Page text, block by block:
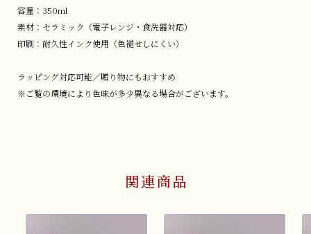
容量：350ml
素材：セラミック（電子レンジ・食洗器対応）
印刷：耐久性インク使用（色褪せしにくい）
ラッピング対応可能／贈り物にもおすすめ
※ご覧の環境により色味が多少異なる場合がございます。
関連商品